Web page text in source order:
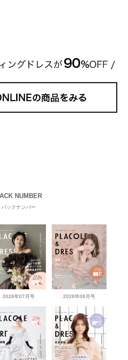
NUMBER
バックナンバー
2026年07月号 2026年06月号